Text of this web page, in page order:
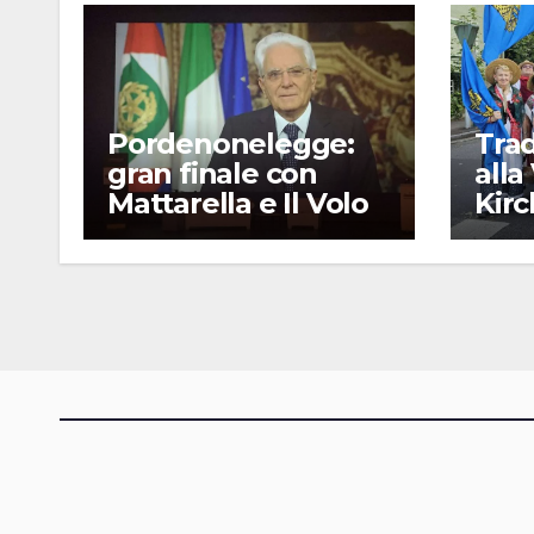
Pordenonelegge:
gran finale con
Mattarella e Il Volo
alla